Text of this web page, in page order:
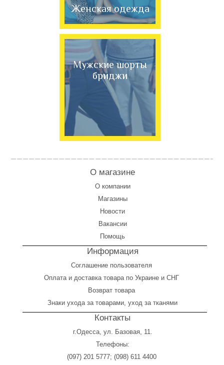
Женская одежда
Мужские шорты
бриджи
О магазине
О компании
Магазины
Новости
Вакансии
Помощь
Информация
Соглашение пользователя
Оплата и доставка товара по Украине и СНГ
Возврат товара
Знаки ухода за товарами, уход за тканями
Контакты
г.Одесса, ул. Базовая, 11.
Телефоны:
(097) 201 5777; (098) 611 4400